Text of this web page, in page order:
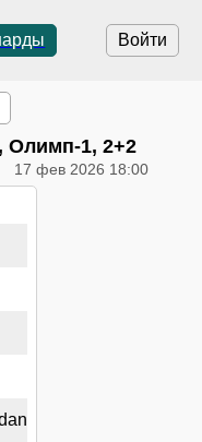
Войти
Олимп-1, 2+2
17 фев 2026 18:00